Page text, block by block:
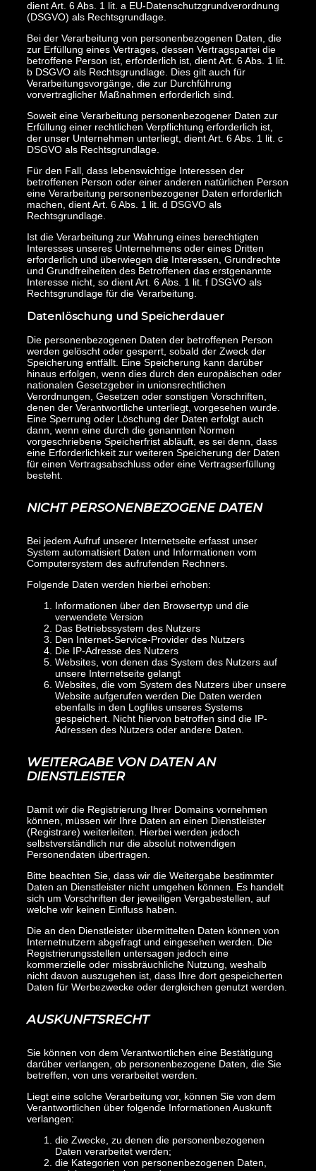
dient Art. 6 Abs. 1 lit. a EU-Datenschutzgrundverordnung
(DSGVO) als Rechtsgrundlage.
Bei der Verarbeitung von personenbezogenen Daten, die
zur Erfüllung eines Vertrages, dessen Vertragspartei die
betroffene Person ist, erforderlich ist, dient Art. 6 Abs. 1 lit.
b DSGVO als Rechtsgrundlage. Dies gilt auch für
Verarbeitungsvorgänge, die zur Durchführung
vorvertraglicher Maßnahmen erforderlich sind.
Soweit eine Verarbeitung personenbezogener Daten zur
Erfüllung einer rechtlichen Verpflichtung erforderlich ist,
der unser Unternehmen unterliegt, dient Art. 6 Abs. 1 lit. c
DSGVO als Rechtsgrundlage.
Für den Fall, dass lebenswichtige Interessen der
betroffenen Person oder einer anderen natürlichen Person
eine Verarbeitung personenbezogener Daten erforderlich
machen, dient Art. 6 Abs. 1 lit. d DSGVO als
Rechtsgrundlage.
Ist die Verarbeitung zur Wahrung eines berechtigten
Interesses unseres Unternehmens oder eines Dritten
erforderlich und überwiegen die Interessen, Grundrechte
und Grundfreiheiten des Betroffenen das erstgenannte
Interesse nicht, so dient Art. 6 Abs. 1 lit. f DSGVO als
Rechtsgrundlage für die Verarbeitung.
Datenlöschung und Speicherdauer
Die personenbezogenen Daten der betroffenen Person
werden gelöscht oder gesperrt, sobald der Zweck der
Speicherung entfällt. Eine Speicherung kann darüber
hinaus erfolgen, wenn dies durch den europäischen oder
nationalen Gesetzgeber in unionsrechtlichen
Verordnungen, Gesetzen oder sonstigen Vorschriften,
denen der Verantwortliche unterliegt, vorgesehen wurde.
Eine Sperrung oder Löschung der Daten erfolgt auch
dann, wenn eine durch die genannten Normen
vorgeschriebene Speicherfrist abläuft, es sei denn, dass
eine Erforderlichkeit zur weiteren Speicherung der Daten
für einen Vertragsabschluss oder eine Vertragserfüllung
besteht.
NICHT PERSONENBEZOGENE DATEN
Bei jedem Aufruf unserer Internetseite erfasst unser
System automatisiert Daten und Informationen vom
Computersystem des aufrufenden Rechners.
Folgende Daten werden hierbei erhoben:
Informationen über den Browsertyp und die
verwendete Version
Das Betriebssystem des Nutzers
Den Internet-Service-Provider des Nutzers
Die IP-Adresse des Nutzers
Websites, von denen das System des Nutzers auf
unsere Internetseite gelangt
Websites, die vom System des Nutzers über unsere
Website aufgerufen werden Die Daten werden
ebenfalls in den Logfiles unseres Systems
gespeichert. Nicht hiervon betroffen sind die IP-
Adressen des Nutzers oder andere Daten.
WEITERGABE VON DATEN AN
DIENSTLEISTER
Damit wir die Registrierung Ihrer Domains vornehmen
können, müssen wir Ihre Daten an einen Dienstleister
(Registrare) weiterleiten. Hierbei werden jedoch
selbstverständlich nur die absolut notwendigen
Personendaten übertragen.
Bitte beachten Sie, dass wir die Weitergabe bestimmter
Daten an Dienstleister nicht umgehen können. Es handelt
sich um Vorschriften der jeweiligen Vergabestellen, auf
welche wir keinen Einfluss haben.
Die an den Dienstleister übermittelten Daten können von
Internetnutzern abgefragt und eingesehen werden. Die
Registrierungsstellen untersagen jedoch eine
kommerzielle oder missbräuchliche Nutzung, weshalb
nicht davon auszugehen ist, dass Ihre dort gespeicherten
Daten für Werbezwecke oder dergleichen genutzt werden.
AUSKUNFTSRECHT
Sie können von dem Verantwortlichen eine Bestätigung
darüber verlangen, ob personenbezogene Daten, die Sie
betreffen, von uns verarbeitet werden.
Liegt eine solche Verarbeitung vor, können Sie von dem
Verantwortlichen über folgende Informationen Auskunft
verlangen:
die Zwecke, zu denen die personenbezogenen
Daten verarbeitet werden;
die Kategorien von personenbezogenen Daten,